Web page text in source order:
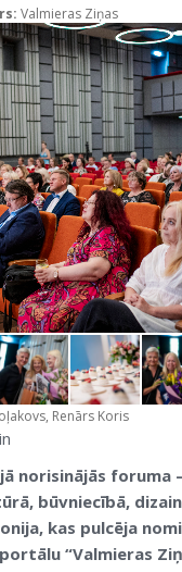
Valmieras Ziņas
Renārs Koris
norisinājās foruma
būvniecībā,
kas pulcēja
“Valmieras